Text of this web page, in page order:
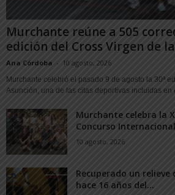
Murchante reúne a 505
edición del Cross Virgen de
Ana Córdoba - 10 agosto, 2026
Murchante celebró el pasado 9 de agosto la 30ª
Asunción, una de las citas deportivas incluidas en
Murchante celebra la
Concurso
10 agosto, 2026
Recuperado un relieve
hace 16 años del...